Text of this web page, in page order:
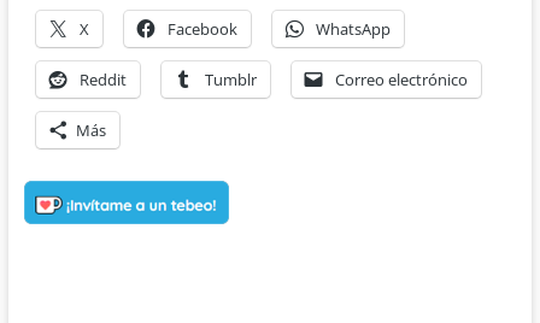
X Facebook WhatsApp
Reddit Tumblr Correo electrónico
Más